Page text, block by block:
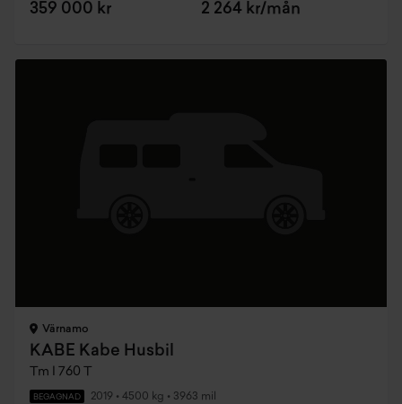
359 000 kr 2 264 kr/mån
Värnamo
KABE Kabe Husbil
Tm I 760 T
BEGAGNAD 2019 • 4500 kg • 3963 mil